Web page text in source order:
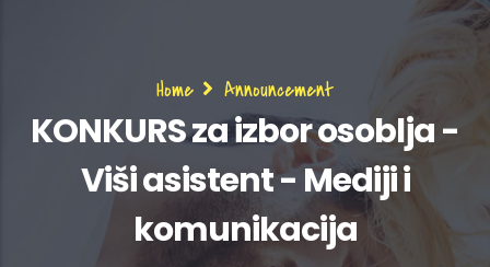
Breadcrumb
Home Announcement
KONKURS za izbor osoblja -
Viši asistent - Mediji i
komunikacija